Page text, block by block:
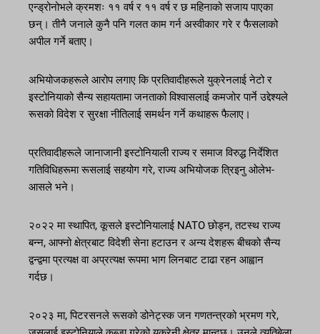
एन्ड्रोनोभले क्रमशः ११ वर्ष र ११ वर्ष र छ महिनाको सजाय पाएका
छन्। तीनै जनाले कुनै पनि गलत काम गर्न अस्वीकार गरे र फैसलाको
अपील गर्ने बताए।
अभियोजकहरूले आरोप लगाए कि प्रतिवादीहरूले युक्रेनलाई नेटो र
इस्टोनियाको सैन्य सहायतामा जनताको विश्वासलाई कमजोर पार्ने उद्देश्यले
रूसको विदेश र सुरक्षा नीतिलाई समर्थन गर्ने कथाहरू फैलाए।
प्रतिवादीहरूले जानाजानी इस्टोनियाली राज्य र समाज विरुद्ध निर्देशित
गतिविधिहरूमा रूसलाई सहयोग गरे, राज्य अभियोजक त्रिइनु ओलेभ-
आसले भने।
२०२२ मा स्थापित, कूसले इस्टोनियालाई NATO छोड्न, तटस्थ राज्य
बन्न, आफ्नो क्षेत्रबाट विदेशी सेना हटाउन र अन्य देशहरू बीचको सैन्य
द्वन्द्वमा प्रत्यक्ष वा अप्रत्यक्ष रूपमा भाग लिनबाट टाढा रहन आह्वान
गर्दछ।
२०२३ मा, पिटरसनले रूसको डोनेट्स्क जन गणतन्त्रको भ्रमण गरे,